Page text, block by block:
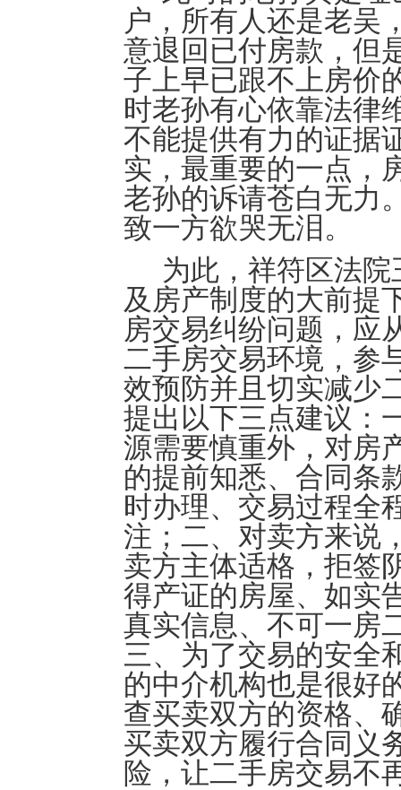
户，所有人还是老吴
意退回已付房款，但
子上早已跟不上房价
时老孙有心依靠法律
不能提供有力的证据
实，最重要的一点，
老孙的诉请苍白无力
致一方欲哭无泪。
为此，祥符区法
及房产制度的大前提
房交易纠纷问题，应
二手房交易环境，参
效预防并且切实减少
提出以下三点建议：
源需要慎重外，对房
的提前知悉、合同条
时办理、交易过程全
注；二、对卖方来说
卖方主体适格，拒签
得产证的房屋、如实
真实信息、不可一房
三、为了交易的安全
的中介机构也是很好
查买卖双方的资格、
买卖双方履行合同义
险，让二手房交易不